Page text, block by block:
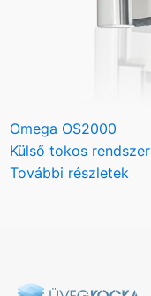
Omega OS2000
Külső tokos rendszer
További részletek